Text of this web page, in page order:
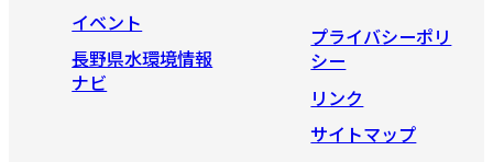
イベント
長野県水環境情報
ナビ
プライバシーポリ
シー
リンク
サイトマップ